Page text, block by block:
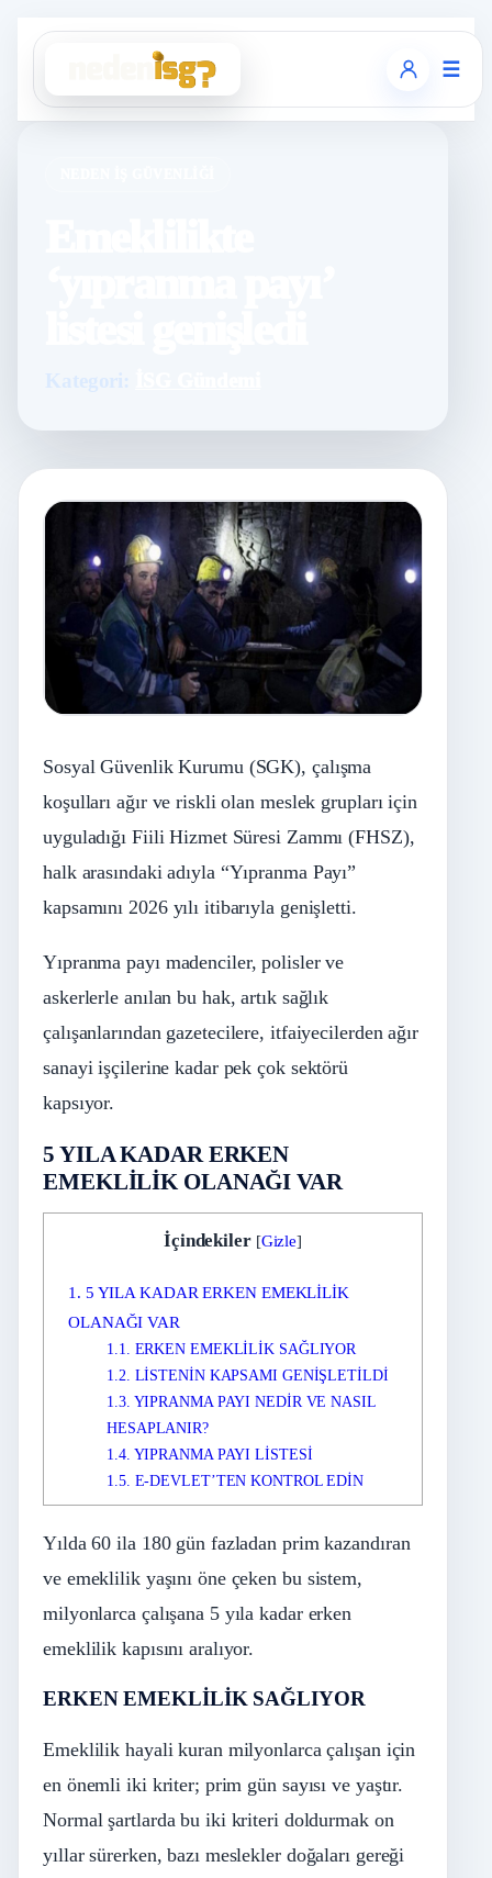
☰
Kategori:
Sosyal Güvenlik Kurumu (SGK), çalışma
koşulları ağır ve riskli olan meslek grupları için
uyguladığı Fiili Hizmet Süresi Zammı (FHSZ),
halk arasındaki adıyla “Yıpranma Payı”
kapsamını 2026 yılı itibarıyla genişletti.
Yıpranma payı madenciler, polisler ve
askerlerle anılan bu hak, artık sağlık
çalışanlarından gazetecilere, itfaiyecilerden ağır
sanayi işçilerine kadar pek çok sektörü
kapsıyor.
5 YILA KADAR ERKEN
EMEKLİLİK OLANAĞI VAR
İçindekiler [Gizle]
1. 5 YILA KADAR ERKEN EMEKLİLİK
OLANAĞI VAR
1.1.
ERKEN EMEKLİLİK SAĞLIYOR
1.2. LİSTENİN KAPSAMI GENİŞLETİLDİ
1.3. YIPRANMA PAYI NEDİR VE NASIL
HESAPLANIR?
1.4. YIPRANMA PAYI LİSTESİ
1.5. E-DEVLET’TEN KONTROL EDİN
Yılda 60 ila 180 gün fazladan prim kazandıran
ve emeklilik yaşını öne çeken bu sistem,
milyonlarca çalışana 5 yıla kadar erken
emeklilik kapısını aralıyor.
ERKEN EMEKLİLİK SAĞLIYOR
Emeklilik hayali kuran milyonlarca çalışan için
en önemli iki kriter; prim gün sayısı ve yaştır.
Normal şartlarda bu iki kriteri doldurmak on
yıllar sürerken, bazı meslekler doğaları gereği